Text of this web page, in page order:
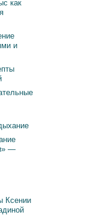
как
и
—
Ксении